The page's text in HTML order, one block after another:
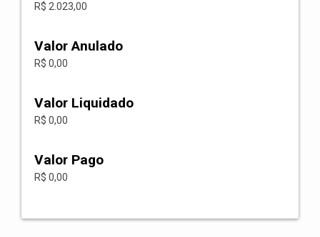
R$ 2.023,00
Valor Anulado
R$ 0,00
Valor Liquidado
R$ 0,00
Valor Pago
R$ 0,00